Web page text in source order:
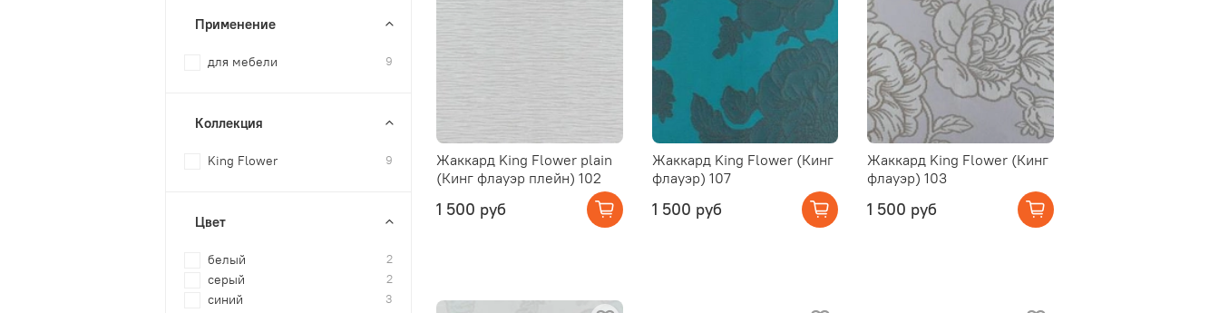
Жаккард King Flower plain
(Кинг флауэр плейн) 102
1 500 руб
Жаккард King Flower (Кинг
флауэр) 107
1 500 руб
Жаккард King Flower (Кинг
флауэр) 103
1 500 руб
Применение
для мебели 9
Коллекция
King Flower 9
Цвет
белый 2
серый 2
синий 3